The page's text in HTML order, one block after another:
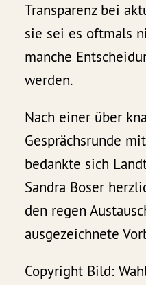
Transparenz bei
sie sei es oftmals
manche
werden.
Nach einer über
Gesprächsrunde
bedankte sich
Sandra Boser
den regen
ausgezeichnete
Copyright Bild: